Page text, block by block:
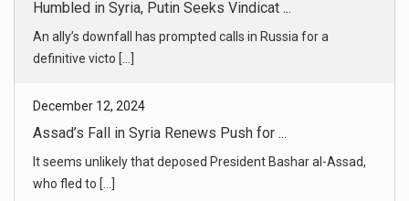
Assad’s Fall in Syria Renews Push for ...
who fled to [...]
In Aleppo, Jubilant Syrians Return to ...